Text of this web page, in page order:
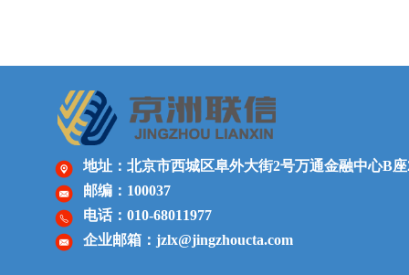
地址：北京市西城区阜外大街2号万通金融中心B
邮编：100037
电话：010-68011977
企业邮箱：jzlx@jingzhoucta.com